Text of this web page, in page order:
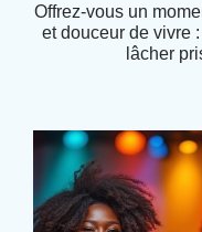
Offrez-vous un
et douceur de vivre
lâcher